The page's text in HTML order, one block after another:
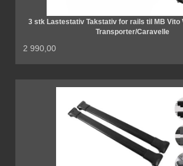
3 stk Lastestativ Takstativ for rails til MB Vito
Transporter/Caravelle
2 990,00